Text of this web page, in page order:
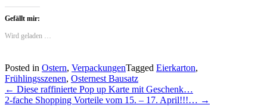
Gefällt mir:
Wird geladen …
Posted in Ostern, VerpackungenTagged Eierkarton,
Frühlingsszenen, Osternest Bausatz
Post
navigation
← Diese raffinierte Pop up Karte mit Geschenk…
2-fache Shopping Vorteile vom 15. – 17. April!!!… →